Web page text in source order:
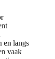
en langs
vaak